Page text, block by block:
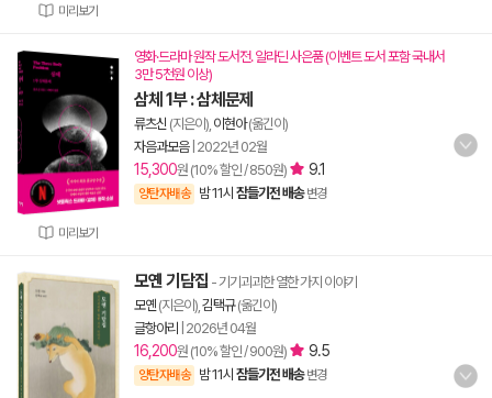
미리보기
미리보기
영화·드라마 원작 도서전. 알라딘 사은품 (이벤트 도서 포함 국내서
3만 5천원 이상)
삼체 1부 : 삼체문제
류츠신 (지은이), 이현아(옮긴이)
자음과모음| 2022년 02월
15,300원 (10% 할인 / 850원) 9.1
양탄자배송 밤 11시 잠들기전 배송 변경
모옌 기담집 - 기기괴괴한 열한 가지 이야기
모옌 (지은이), 김택규(옮긴이)
글항아리
2026년 04월
16,200원 (10% 할인 / 900원) 9.5
양탄자배송 밤 11시 잠들기전 배송 변경